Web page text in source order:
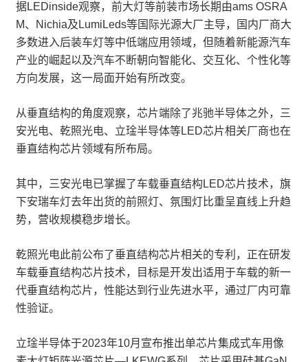
据LEDinside观察，前大灯等前装市场长期由ams OSRA
M、Nichia及LumiLeds等国际光源大厂主导，国内厂商大
多数进入后装车灯等中低端应用领域，但随着新能源汽车
产业的崛起以及汽车不断朝向智能化、交互化、个性化等
方向发展，这一局面开始有所改变。
从垂直结构的角度观察，芯片端除了兆驰半导体之外，三
安光电、乾照光电、立琻半导体等LED芯片相关厂商也在
垂直结构芯片领域有所布局。
其中，三安光电已掌握了车载垂直结构LED芯片技术，旗
下安瑞车灯去年出货的前照灯、氛围灯比重呈直线上升趋
势，营收规模稳步增长。
乾照光电此前公布了垂直结构芯片相关的专利，正在研发
车载垂直结构芯片技术，目标是开发出适用于车载的新一
代垂直结构芯片，性能达到行业先进水平，通过厂内可靠
性验证。
立琻半导体于2023年10月宣布推出单芯片集成式车用像